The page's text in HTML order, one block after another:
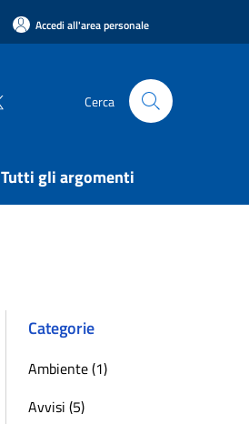
Accedi all'area personale
Cerca
Tutti gli argomenti
Categorie
Ambiente (1)
Avvisi (5)